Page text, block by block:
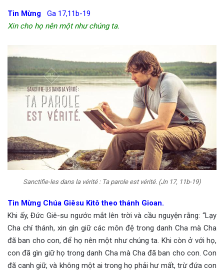
Tin Mừng Ga 17,11b-19
Xin cho họ nên một như chúng ta.
Sanctifie-les dans la vérité : Ta parole est vérité. (Jn 17, 11b-19)
Tin Mừng Chúa Giêsu Kitô theo thánh Gioan.
Khi ấy, Đức Giê-su ngước mắt lên trời và cầu nguyện rằng: “Lạy
Cha chí thánh, xin gìn giữ các môn đệ trong danh Cha mà Cha
đã ban cho con, để họ nên một như chúng ta. Khi còn ở với họ,
con đã gìn giữ họ trong danh Cha mà Cha đã ban cho con. Con
đã canh giữ, và không một ai trong họ phải hư mất, trừ đứa con